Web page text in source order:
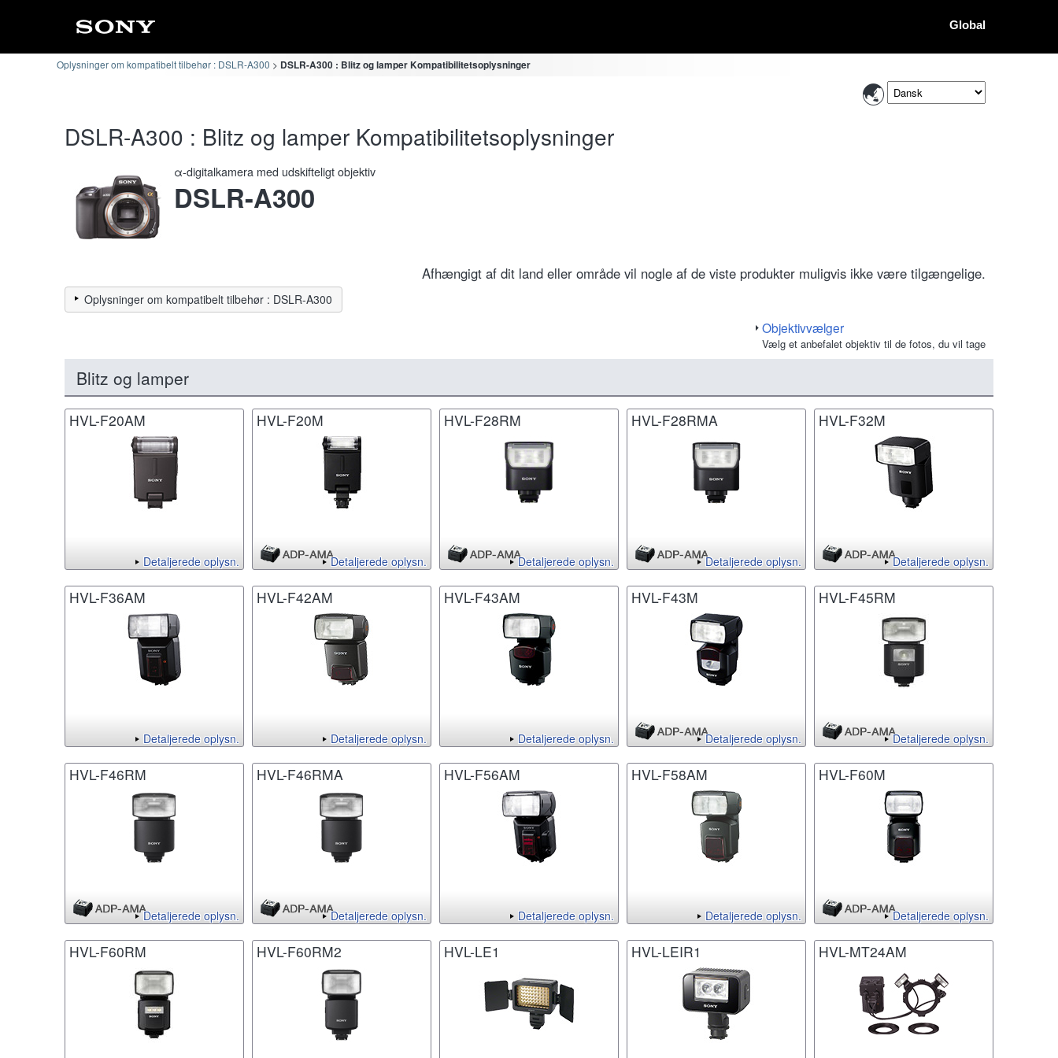
Global
Oplysninger om kompatibelt tilbehør : DSLR-A300 DSLR-A300 : Blitz og lamper Kompatibilitetsoplysninger
DSLR-A300 : Blitz og lamper Kompatibilitetsoplysninger
α-digitalkamera med udskifteligt objektiv
DSLR-A300
Afhængigt af dit land eller område vil nogle af de viste produkter muligvis ikke være tilgængelige.
Oplysninger om kompatibelt tilbehør : DSLR-A300
Objektivvælger
Vælg et anbefalet objektiv til de fotos, du vil tage
Blitz og lamper
HVL-F20AM
Detaljerede oplysn.
HVL-F20M
Detaljerede oplysn.
HVL-F28RM
Detaljerede oplysn.
HVL-F28RMA
Detaljerede oplysn.
HVL-F32M
Detaljerede oplysn.
HVL-F36AM
Detaljerede oplysn.
HVL-F42AM
Detaljerede oplysn.
HVL-F43AM
Detaljerede oplysn.
HVL-F43M
Detaljerede oplysn.
HVL-F45RM
Detaljerede oplysn.
HVL-F46RM
Detaljerede oplysn.
HVL-F46RMA
Detaljerede oplysn.
HVL-F56AM
Detaljerede oplysn.
HVL-F58AM
Detaljerede oplysn.
HVL-F60M
Detaljerede oplysn.
HVL-F60RM HVL-F60RM2 HVL-LE1 HVL-LEIR1 HVL-MT24AM